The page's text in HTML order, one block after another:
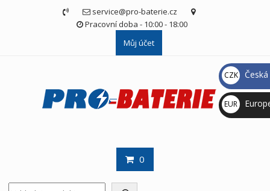
service@pro-baterie.cz
Pracovní doba - 10:00 - 18:00
Můj účet
0
CZK
Kč
EUR
€